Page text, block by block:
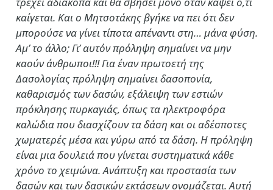
καίγεται. Και ο Μητσοτάκης βγήκε να πει ότι δεν
μπορούσε να γίνει τίποτα απέναντι στη… μάνα φύση.
Αμ’ το άλλο; Γι’ αυτόν πρόληψη σημαίνει να μην
καούν άνθρωποι!!! Για έναν πρωτοετή της
Δασολογίας πρόληψη σημαίνει δασοπονία,
καθαρισμός των δασών, εξάλειψη των εστιών
πρόκλησης πυρκαγιάς, όπως τα ηλεκτροφόρα
καλώδια που διασχίζουν τα δάση και οι αδέσποτες
χωματερές μέσα και γύρω από τα δάση. Η πρόληψη
είναι μια δουλειά που γίνεται συστηματικά κάθε
χρόνο το χειμώνα. Ανάπτυξη και προστασία των
δασών και των δασικών εκτάσεων ονομάζεται. Αυτή